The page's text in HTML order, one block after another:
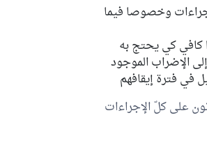
وخصوصا فيما
كافي كي يحتج به
الإضراب الموجود
فترة إيقافهم
على كلّ الإجراءات